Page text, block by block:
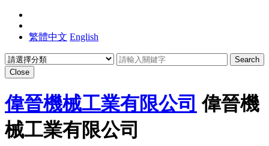
繁體中文 English
Search
Close
偉晉機械工業有限公司 偉晉機
械工業有限公司